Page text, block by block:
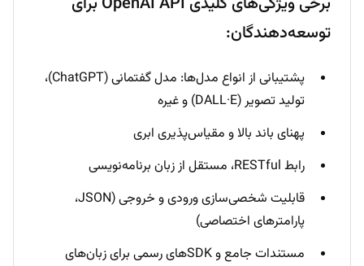
توسعه‌دهندگان:
پشتیبانی از انواع مدل‌ها: مدل گفتمانی (ChatGPT)،
تولید تصویر (DALL·E) و غیره
پهنای باند بالا و مقیاس‌پذیری ابری
رابط RESTful، مستقل از زبان برنامه‌نویسی
قابلیت شخصی‌سازی ورودی و خروجی (JSON،
پارامترهای اختصاصی)
مستندات جامع و SDKهای رسمی برای زبان‌های